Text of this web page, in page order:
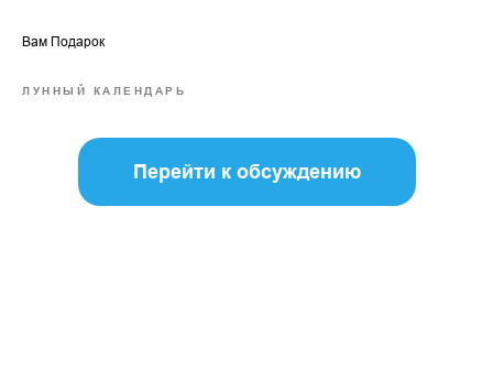
Вам Подарок
ЛУННЫЙ КАЛЕНДАРЬ
Перейти к обсуждению